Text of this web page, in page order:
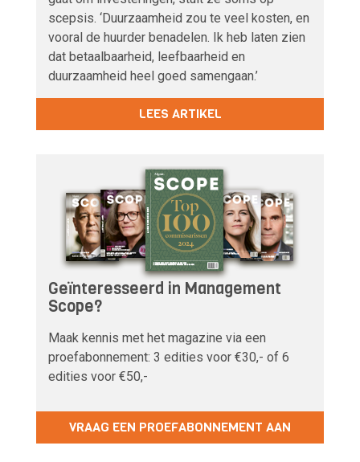
scepsis. ‘Duurzaamheid zou te veel kosten, en
vooral de huurder benadelen. Ik heb laten zien
dat betaalbaarheid, leefbaarheid en
duurzaamheid heel goed samengaan.’
LEES ARTIKEL
Geïnteresseerd in Management
Scope?
Maak kennis met het magazine via een
proefabonnement: 3 edities voor €30,- of 6
edities voor €50,-
VRAAG EEN PROEFABONNEMENT AAN